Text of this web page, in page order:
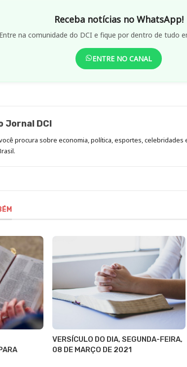
Receba notícias no WhatsApp!
Entre na comunidade do DCI e fique por dentro de tudo
ENTRE NO CANAL
Jornal DCI
procura sobre economia, política, esportes, celebridades
VERSÍCULO DO DIA, SEGUNDA-FEIRA,
08 DE MARÇO DE 2021